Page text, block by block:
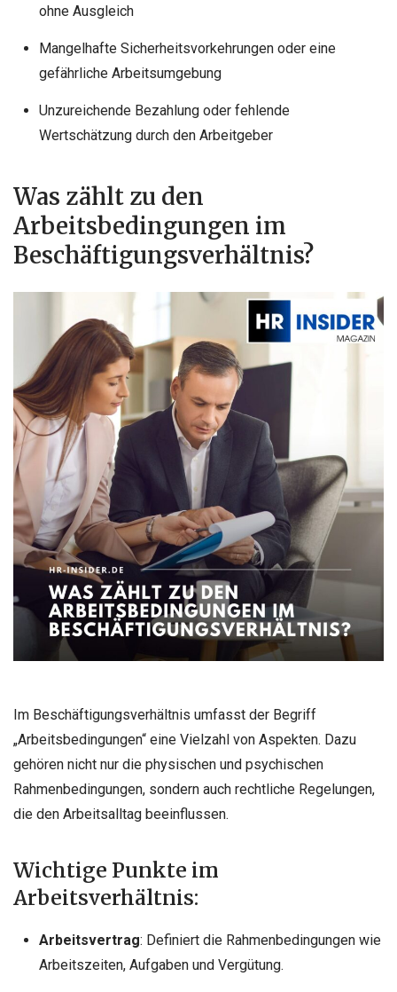
ohne Ausgleich
Mangelhafte Sicherheitsvorkehrungen oder eine
gefährliche Arbeitsumgebung
Unzureichende Bezahlung oder fehlende
Wertschätzung durch den Arbeitgeber
Was zählt zu den
Arbeitsbedingungen im
Beschäftigungsverhältnis?
Im Beschäftigungsverhältnis umfasst der Begriff
„Arbeitsbedingungen“ eine Vielzahl von Aspekten. Dazu
gehören nicht nur die physischen und psychischen
Rahmenbedingungen, sondern auch rechtliche Regelungen,
die den Arbeitsalltag beeinflussen.
Wichtige Punkte im
Arbeitsverhältnis:
Arbeitsvertrag: Definiert die Rahmenbedingungen wie
Arbeitszeiten, Aufgaben und Vergütung.